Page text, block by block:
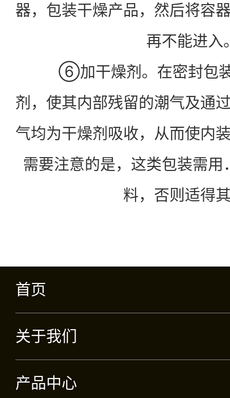
器，包装干燥产品，然后将容
再不能进入
⑥加干燥剂。在密封包装
剂，使其内部残留的潮气及通
气均为干燥剂吸收，从而使内
需要注意的是，这类包装需
料，否则适得
首页
关于我们
产品中心